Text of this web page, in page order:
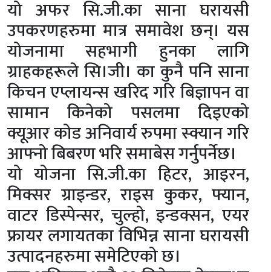
यो अफर सि.जी.का साना घरायसी
उपकरणहरुमा मात्र समावेश छन्। यस
योजनामा सहभागी हुनका लागि
ग्राहकहरूले सि।जी। का कुनै पनि साना
किचन एप्लायन्स खरिद गरि बिज्ञापन वा
सामान किनेको पसलमा दिइएको
क्यूआर कोड अनिवार्य रुपमा स्क्यान गरि
आफ्नो बिबरण भरि समाबेस गर्नुपर्नेछ।
यो योजना सि.जी.का हिटर, आइरन,
मिक्सर ग्राइन्डर, राइस कुकर, फ्यान,
वाटर डिस्पेन्सर, चुल्हो, इन्डक्सन, एयर
फ्रायर लगायतका विभिन्न साना घरायसी
उत्पादनहरुमा समेटिएको छ।